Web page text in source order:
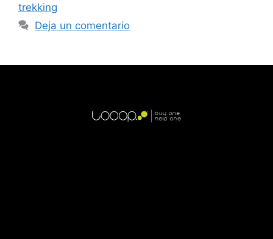
trekking
Deja un comentario